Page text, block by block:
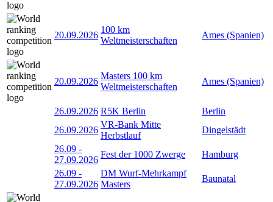
20.09.2026
100 km
Weltmeisterschaften
Ames (Spanien)
20.09.2026
Masters 100 km
Weltmeisterschaften
Ames (Spanien)
26.09.2026 R5K Berlin
Berlin
26.09.2026
VR-Bank Mitte
Herbstlauf
Dingelstädt
26.09 -
27.09.2026
Fest der 1000 Zwerge
Hamburg
26.09 -
27.09.2026
DM Wurf-Mehrkampf
Masters
Baunatal